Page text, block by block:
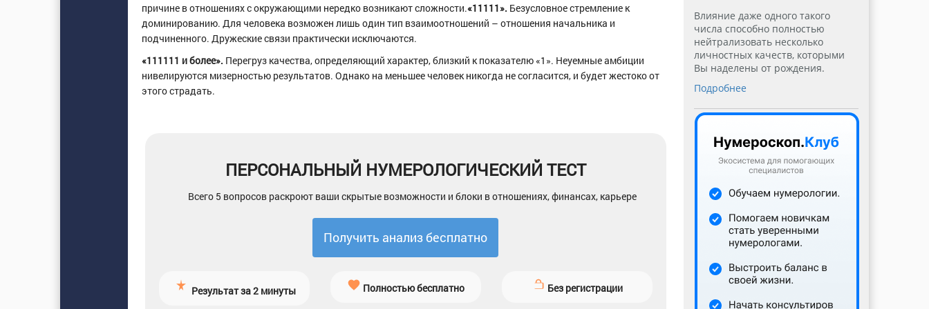
причине в отношениях с окружающими нередко возникают сложности.«11111». Безусловное стремление к
доминированию. Для человека возможен лишь один тип взаимоотношений – отношения начальника и
подчиненного. Дружеские связи практически исключаются.
«111111 и более». Перегруз качества, определяющий характер, близкий к показателю «1». Неуемные амбиции
нивелируются мизерностью результатов. Однако на меньшее человек никогда не согласится, и будет жестоко от
этого страдать.
ПЕРСОНАЛЬНЫЙ НУМЕРОЛОГИЧЕСКИЙ ТЕСТ
Всего 5 вопросов раскроют ваши скрытые возможности и блоки в отношениях, финансах, карьере
Получить анализ бесплатно
Результат за 2 минуты Полностью бесплатно Без регистрации
Влияние даже одного такого
числа способно полностью
нейтрализовать несколько
личностных качеств, которыми
Вы наделены от рождения.
Подробнее